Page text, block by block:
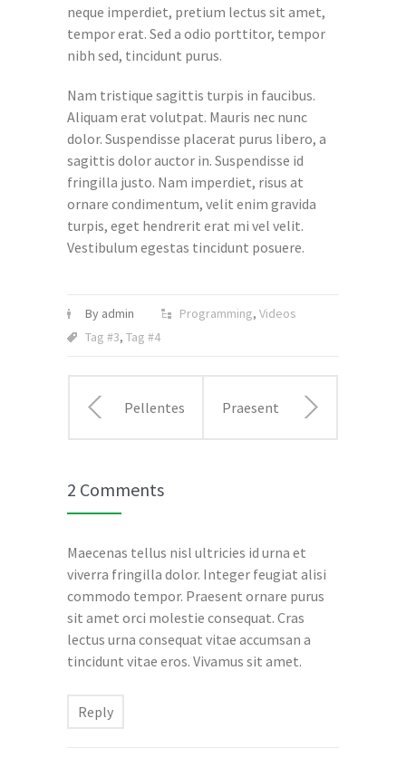
neque imperdiet, pretium lectus sit amet,
tempor erat. Sed a odio porttitor, tempor
nibh sed, tincidunt purus.
Nam tristique sagittis turpis in faucibus.
Aliquam erat volutpat. Mauris nec nunc
dolor. Suspendisse placerat purus libero, a
sagittis dolor auctor in. Suspendisse id
fringilla justo. Nam imperdiet, risus at
ornare condimentum, velit enim gravida
turpis, eget hendrerit erat mi vel velit.
Vestibulum egestas tincidunt posuere.
By admin Programming, Videos
Tag #3, Tag #4
Pellentesque
a arcu sit
facilisis
sed ma
Praesent
accumsan
suspendisse
2 Comments
Maecenas tellus nisl ultricies id urna et
viverra fringilla dolor. Integer feugiat alisi
commodo tempor. Praesent ornare purus
sit amet orci molestie consequat. Cras
lectus urna consequat vitae accumsan a
tincidunt vitae eros. Vivamus sit amet.
Reply